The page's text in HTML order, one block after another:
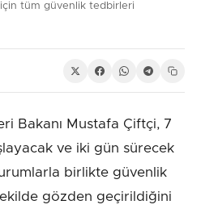
için tüm güvenlik tedbirleri
Bakanı Mustafa Çiftçi, 7
ve iki gün sürecek
birlikte güvenlik
şekilde gözden geçirildiğini